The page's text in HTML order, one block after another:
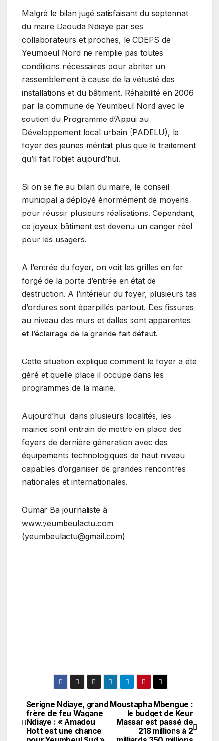
Malgré le bilan jugé satisfaisant du septennat
du maire Daouda Ndiaye par ses
collaborateurs et proches, le CDEPS de
Yeumbeul Nord ne remplie pas toutes
conditions nécessaires pour abriter un
rassemblement à cause de la vétusté des
installations et du bâtiment. Réhabilité en 2006
par la commune de Yeumbeul Nord avec le
soutien du Programme d’Appui au
Développement local urbain (PADELU), le
foyer des jeunes méritait plus que le traitement
qu’il fait l’objet aujourd’hui.
Si on se fie au bilan du maire, le conseil
municipal a déployé énormément de moyens
pour réussir plusieurs réalisations. Cependant,
ce joyeux bâtiment est devenu un danger réel
pour les usagers.
A l’entrée du foyer, on voit les grilles en fer
forgé de la porte d’entrée en état de
destruction. A l’intérieur du foyer, plusieurs tas
d’ordures sont éparpillés partout. Des fissures
au niveau des murs et dalles sont apparentes
et l’éclairage de la grande fait défaut.
Cette situation explique comment le foyer a été
géré et quelle place il occupe dans les
programmes de la mairie.
Aujourd’hui, dans plusieurs localités, les
mairies sont entrain de mettre en place des
foyers de dernière génération avec des
équipements technologiques de haut niveau
capables d’organiser de grandes rencontres
nationales et internationales.
Oumar Ba journaliste à
www.yeumbeulactu.com
(yeumbeulactu@gmail.com)
Navigation
de
Moustapha Mbengue :
le budget de Keur
Massar est passé de
218 millions à 2
Serigne Ndiaye, grand
frère de feu Wagane
Ndiaye : « Amadou
Hott est une chance